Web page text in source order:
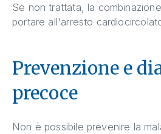
Se non trattata, la
portare all'arresto
Prevenzione e
precoce
Non è possibile prevenire la